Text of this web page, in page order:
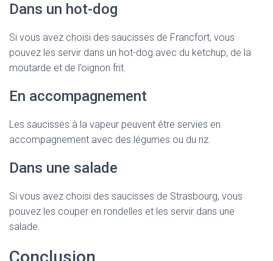
Dans un hot-dog
Si vous avez choisi des saucisses de Francfort, vous
pouvez les servir dans un hot-dog avec du ketchup, de la
moutarde et de l’oignon frit.
En accompagnement
Les saucisses à la vapeur peuvent être servies en
accompagnement avec des légumes ou du riz.
Dans une salade
Si vous avez choisi des saucisses de Strasbourg, vous
pouvez les couper en rondelles et les servir dans une
salade.